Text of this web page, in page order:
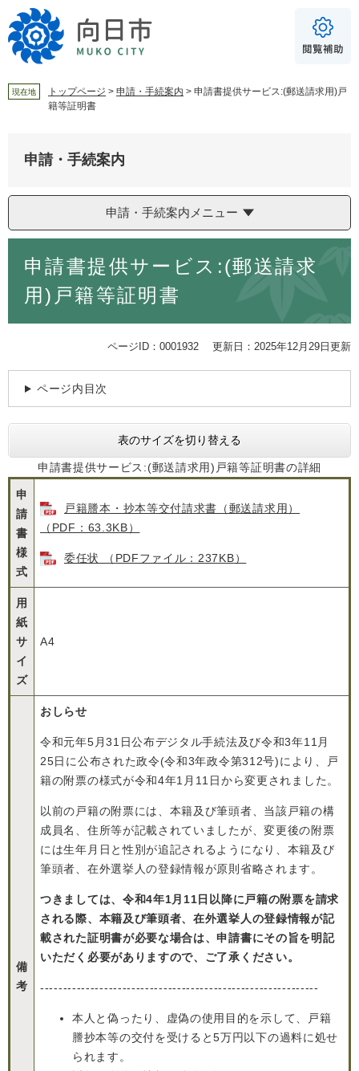
ー
ジ
ニ
ュ
へ
For Foreigners
読み上げ
やさしい日本語
ふりがな
あり なし
文字サイズ
白 黒 青
現在地 トップページ > 申請・手続案内 > 申請書提供サービス:(郵送請求用)戸
籍等証明書
申請・手続案内
申請・手続案内メニュー
申請書提供サービス:(郵送請求
用)戸籍等証明書
ページID：0001932 更新日：2025年12月29日更新
ページ内目次
表のサイズを切り替える
申請書提供サービス:(郵送請求用)戸籍等証明書の詳細
申
請
書
様
式
戸籍謄本・抄本等交付請求書（郵送請求用）
（PDF：63.3KB）
委任状 （PDFファイル：237KB）
用
紙
サ
イ
ズ
A4
備
考
おしらせ
令和元年5月31日公布デジタル手続法及び令和3年11月
25日に公布された政令(令和3年政令第312号)により、戸
籍の附票の様式が令和4年1月11日から変更されました。
以前の戸籍の附票には、本籍及び筆頭者、当該戸籍の構
成員名、住所等が記載されていましたが、変更後の附票
には生年月日と性別が追記されるようになり、本籍及び
筆頭者、在外選挙人の登録情報が原則省略されます。
つきましては、令和4年1月11日以降に戸籍の附票を請求
される際、本籍及び筆頭者、在外選挙人の登録情報が記
載された証明書が必要な場合は、申請書にその旨を明記
いただく必要がありますので、ご了承ください。
-------------------------------------------------------------
本人と偽ったり、虚偽の使用目的を示して、戸籍
謄抄本等の交付を受けると5万円以下の過料に処せ
られます。